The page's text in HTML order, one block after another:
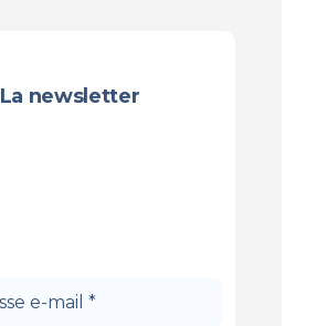
La newsletter